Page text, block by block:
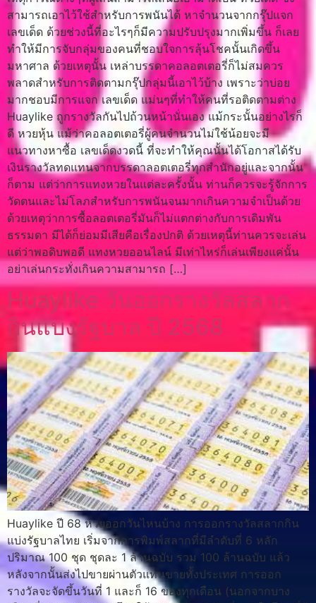
สามารถเอาไว้ใช้สำหรับการพนันได้ หาจำนวนจากกรุ๊ปแจก
เลขเด็ด ด้วยช่วงนี้ที่อะไรๆก็มีความปรับปรุงมากเพิ่มขึ้น ก็เลย
ทำให้มีการจับกลุ่มของคนที่ชอบใจการลุ้นโชคนั้นเกิดขึ้น
มหาศาล ด้วยเหตุนั้น เหล่าบรรดาคอลอตเตอรี่ก็ไม่สมควร
พลาดสำหรับการติดตามกรุ๊ปกลุ่มนี้เอาไว้บ้าง เพราะว่าบ่อย
มากชอบมีการแจก เลขเด็ด แม่นๆที่ทำให้คนที่รอติดตามต่าง
Huaylike ถูกรางวัลกันไปถ้วนหน้านั่นเอง แม้กระนั้นอย่างไรก็
ดี หวยหุ้น แม้ว่าคอลอตเตอรี่ผู้คนจำนวนไม่ใช้น้อยจะมี
แนวทางหาซื้อ เลขเด็ดงวดนี้ ที่จะทำให้คุณนั้นได้โอกาสได้รับ
เงินรางวัลทดแทนจากบรรดาลอตเตอรี่ทุกสำนักอยู่และจากนั้น
ก็ตาม แต่ว่าการแทงหวยในแต่ละครั้งนั้น ท่านก็ควรจะรู้จักการ
วัดตนและไม่โลภสำหรับการพนันจนมากเกินความจำเป็นด้วย
ด้วยเหตุว่าการซื้อลอตเตอรี่มันก็ไม่แตกต่างกับการเดิมพัน
ธรรมดา มีได้ก็ย่อมมีเสียคือเรื่องปกติ ด้วยเหตุนี้ท่านควรจะเล่น
แต่ว่าพอดิบพอดี แทงหวยออนไลน์ มีเท่าไหร่ก็เล่นเพียงแค่นั้น
อย่าเล่นกระทั่งเกินความสามารถ […]
Huaylike วันออกรางวัลสลาก
กินแบ่งรัฐบาล ปี 2568
Huaylike ปี 68 หวยออกวันไหนบ้าง การออกรางวัลสลากกิน
แบ่งรัฐบาลไทย เริ่มจากการพิมพ์สลากที่มีลำดับที่ 6 หลัก
ปริมาณ 100 ชุด ชุดละ 1 ล้านฉบับ รวม 100 ล้านฉบับ แล้ว
หลังจากนั้นส่งไปขายผ่านตัวแทนขายทั้งประเทศ การออก
รางวัลจะจัดขึ้นวันที่ 1 และก็ 16 ของทุกเดือน (นอกจากบาง